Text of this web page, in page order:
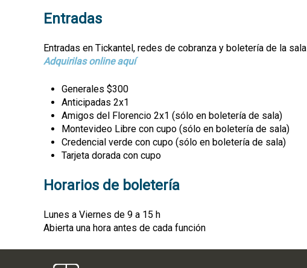
Entradas
Entradas en Tickantel, redes de cobranza y boletería de la sala
Adquirilas online aquí
Generales $300
Anticipadas 2x1
Amigos del Florencio 2x1 (sólo en boletería de sala)
​​Montevideo Libre con cupo (sólo en boletería de sala)
Credencial verde con cupo (sólo en boletería de sala)
Tarjeta dorada con cupo
Horarios de boletería
Lunes a Viernes de 9 a 15 h
Abierta una hora antes de cada función